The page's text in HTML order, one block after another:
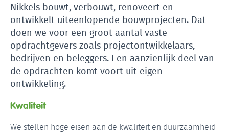
Nikkels bouwt, verbouwt, renoveert en
ontwikkelt uiteenlopende bouwprojecten. Dat
doen we voor een groot aantal vaste
opdrachtgevers zoals projectontwikkelaars,
bedrijven en beleggers. Een aanzienlijk deel van
de opdrachten komt voort uit eigen
ontwikkeling.
Kwaliteit
We stellen hoge eisen aan de kwaliteit en duurzaamheid